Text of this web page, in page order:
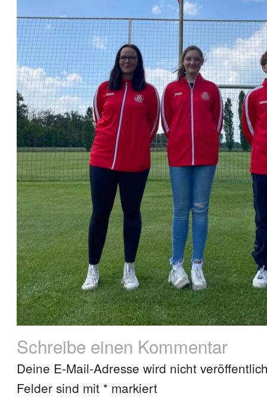
Schreibe einen Kommentar
Deine E-Mail-Adresse wird nicht
Felder sind mit * markiert